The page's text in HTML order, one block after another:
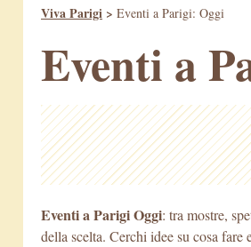
Viva Parigi > Eventi a Parigi: Oggi
Eventi a
Eventi a Parigi Oggi: tra mostre,
della scelta. Cerchi idee su cosa